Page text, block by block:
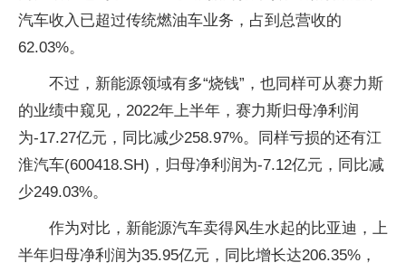
汽车收入已超过传统燃油车业务，占到总营收的
62.03%。
不过，新能源领域有多“烧钱”，也同样可从赛力斯
的业绩中窥见，2022年上半年，赛力斯归母净利润
为-17.27亿元，同比减少258.97%。同样亏损的还有江
淮汽车(600418.SH)，归母净利润为-7.12亿元，同比减
少249.03%。
作为对比，新能源汽车卖得风生水起的比亚迪，上
半年归母净利润为35.95亿元，同比增长达206.35%，